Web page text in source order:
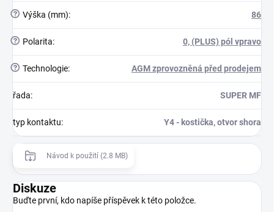
? Výška (mm): 86
? Polarita: 0, (PLUS) pól vpravo
? Technologie: AGM zprovozněná před prodejem
řada: SUPER MF
typ kontaktu: Y4 - kostička, otvor shora
Návod k použití (2.8 MB)
Diskuze
Buďte první, kdo napíše příspěvek k této položce.